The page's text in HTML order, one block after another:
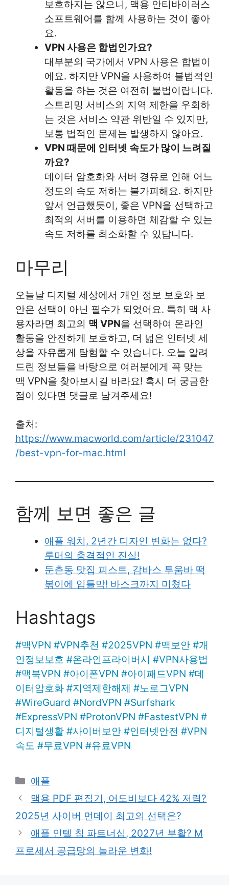
보호하지는 않으니, 맥용 안티바이러스
소프트웨어를 함께 사용하는 것이 좋아
요.
VPN 사용은 합법인가요?
대부분의 국가에서 VPN 사용은 합법이
에요. 하지만 VPN을 사용하여 불법적인
활동을 하는 것은 여전히 불법이랍니다.
스트리밍 서비스의 지역 제한을 우회하
는 것은 서비스 약관 위반일 수 있지만,
보통 법적인 문제는 발생하지 않아요.
VPN 때문에 인터넷 속도가 많이 느려질
까요?
데이터 암호화와 서버 경유로 인해 어느
정도의 속도 저하는 불가피해요. 하지만
앞서 언급했듯이, 좋은 VPN을 선택하고
최적의 서버를 이용하면 체감할 수 있는
속도 저하를 최소화할 수 있답니다.
마무리
오늘날 디지털 세상에서 개인 정보 보호와 보
안은 선택이 아닌 필수가 되었어요. 특히 맥 사
용자라면 최고의 맥 VPN을 선택하여 온라인
활동을 안전하게 보호하고, 더 넓은 인터넷 세
상을 자유롭게 탐험할 수 있습니다. 오늘 알려
드린 정보들을 바탕으로 여러분에게 꼭 맞는
맥 VPN을 찾아보시길 바라요! 혹시 더 궁금한
점이 있다면 댓글로 남겨주세요!
출처:
https://www.macworld.com/article/231047
/best-vpn-for-mac.html
함께 보면 좋은 글
애플 워치, 2년간 디자인 변화는 없다?
루머의 충격적인 진실!
둔촌동 맛집 피스트, 감바스 투움바 떡
볶이에 입틀막! 바스크까지 미쳤다
Hashtags
#맥VPN #VPN추천 #2025VPN #맥보안 #개
인정보보호 #온라인프라이버시 #VPN사용법
#맥북VPN #아이폰VPN #아이패드VPN #데
이터암호화 #지역제한해제 #노로그VPN
#WireGuard #NordVPN #Surfshark
#ExpressVPN #ProtonVPN #FastestVPN #
디지털생활 #사이버보안 #인터넷안전 #VPN
속도 #무료VPN #유료VPN
Categories
애플
맥용 PDF 편집기, 어도비보다 42% 저렴?
2025년 사이버 먼데이 최고의 선택은?
애플 인텔 칩 파트너십, 2027년 부활? M
프로세서 공급망의 놀라운 변화!